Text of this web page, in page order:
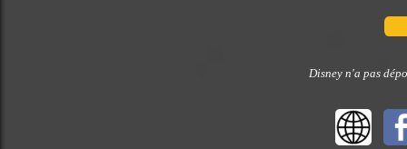
Disney n'a pas